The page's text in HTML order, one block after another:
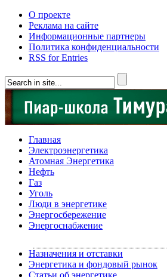
О проекте
Реклама на сайте
Информационные партнеры
Политика конфиденциальности
RSS for Entries
Главная
Электроэнергетика
Атомная Энергетика
Нефть
Газ
Уголь
Люди в энергетике
Энергосбережение
Энергоснабжение
Назначения и отставки
Энергетика и фондовый рынок
Статьи об энергетике